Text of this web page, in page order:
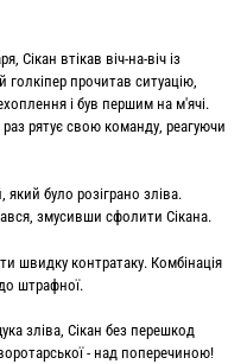
Сікан втікав віч-на-віч із
прочитав ситуацію,
і був першим на м'ячі.
рятує свою команду, реагуючи
було розіграно зліва.
змусивши сфолити Сікана.
швидку контратаку. Комбінація
штрафної.
зліва, Сікан без перешкод
- над поперечиною!